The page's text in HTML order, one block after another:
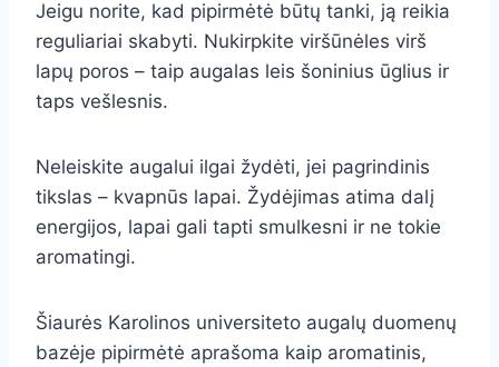
Jeigu norite, kad pipirmėtė būtų tanki, ją reikia
reguliariai skabyti. Nukirpkite viršūnėles virš
lapų poros – taip augalas leis šoninius ūglius ir
taps vešlesnis.
Neleiskite augalui ilgai žydėti, jei pagrindinis
tikslas – kvapnūs lapai. Žydėjimas atima dalį
energijos, lapai gali tapti smulkesni ir ne tokie
aromatingi.
Šiaurės Karolinos universiteto augalų duomenų
bazėje pipirmėtė aprašoma kaip aromatinis,